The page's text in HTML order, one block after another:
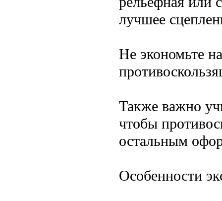
лучшее
Не экономьте
Также важно
чтобы
остальным
Особенности